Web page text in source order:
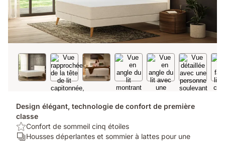
Design élégant, technologie de confort de première
classe
USP/Benefit:
Confort
Confort de sommeil cinq étoiles
Ergonomie/Zones:
Housses déperlantes et sommier à lattes pour une